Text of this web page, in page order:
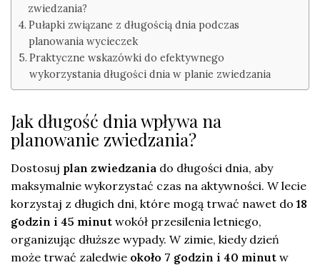
zwiedzania?
Pułapki związane z długością dnia podczas
planowania wycieczek
Praktyczne wskazówki do efektywnego
wykorzystania długości dnia w planie zwiedzania
Jak długość dnia wpływa na
planowanie zwiedzania?
Dostosuj plan zwiedzania do długości dnia, aby
maksymalnie wykorzystać czas na aktywności. W lecie
korzystaj z długich dni, które mogą trwać nawet do18
godzin i 45 minut wokół przesilenia letniego,
organizując dłuższe wypady. W zimie, kiedy dzień
może trwać zaledwie około 7 godzin i 40 minut w